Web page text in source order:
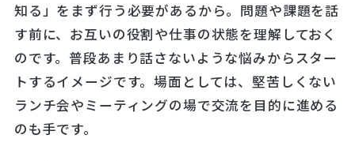
知る」をまず行う必要があるから。問題や課題を話
す前に、お互いの役割や仕事の状態を理解しておく
のです。普段あまり話さないような悩みからスター
トするイメージです。場面としては、堅苦しくない
ランチ会やミーティングの場で交流を目的に進める
のも手です。